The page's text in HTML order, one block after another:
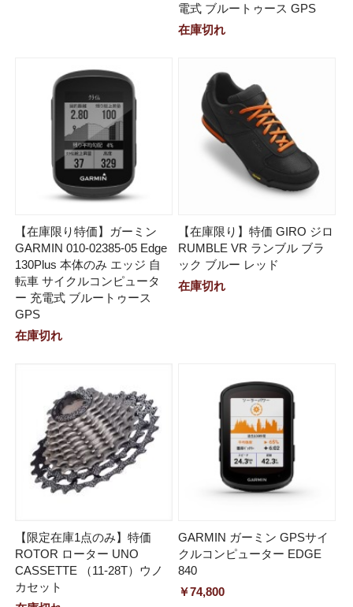
電式 ブルートゥース GPS
在庫切れ
【在庫限り特価】ガーミン
GARMIN 010-02385-05 Edge
130Plus 本体のみ エッジ 自
転車 サイクルコンピュータ
ー 充電式 ブルートゥース
GPS
在庫切れ
【在庫限り】特価 GIRO ジロ
RUMBLE VR ランブル ブラ
ック ブルー レッド
在庫切れ
【限定在庫1点のみ】特価
ROTOR ローター UNO
CASSETTE （11-28T）ウノ
カセット
GARMIN ガーミン GPSサイ
クルコンピューター EDGE
840
￥74,800